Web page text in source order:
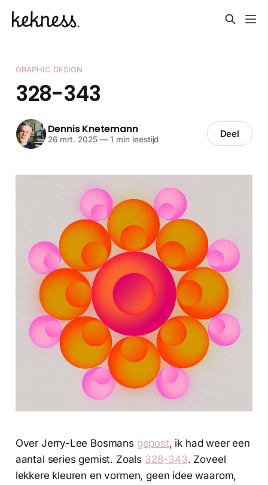
GRAPHIC DESIGN
328-343
Dennis Knetemann
26 mrt. 2025 —1 min leestijd Deel
Over Jerry-Lee Bosmans gepost, ik had weer een
aantal series gemist. Zoals 328-343. Zoveel
lekkere kleuren en vormen, geen idee waarom,